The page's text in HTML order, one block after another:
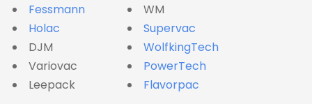
Fessmann
Holac
DJM
Variovac
Leepack
WM
Supervac
WolfkingTech
PowerTech
Flavorpac